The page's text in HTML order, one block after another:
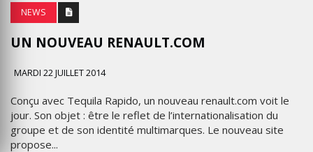
NEWS
UN NOUVEAU RENAULT.COM
MARDI 22 JUILLET 2014
Conçu avec Tequila Rapido, un nouveau renault.com voit le
jour. Son objet : être le reflet de l’internationalisation du
groupe et de son identité multimarques. Le nouveau site
propose...